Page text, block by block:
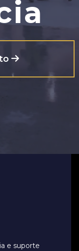
e suporte